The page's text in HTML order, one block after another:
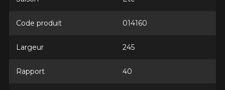
Code produit 014160
Largeur 245
Rapport 40
l'exactitude de l'information sur votre véhicule directement